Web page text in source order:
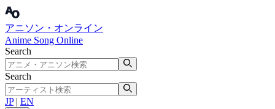
アニソン・オンライン
Anime Song Online
Search
Search
JP| EN